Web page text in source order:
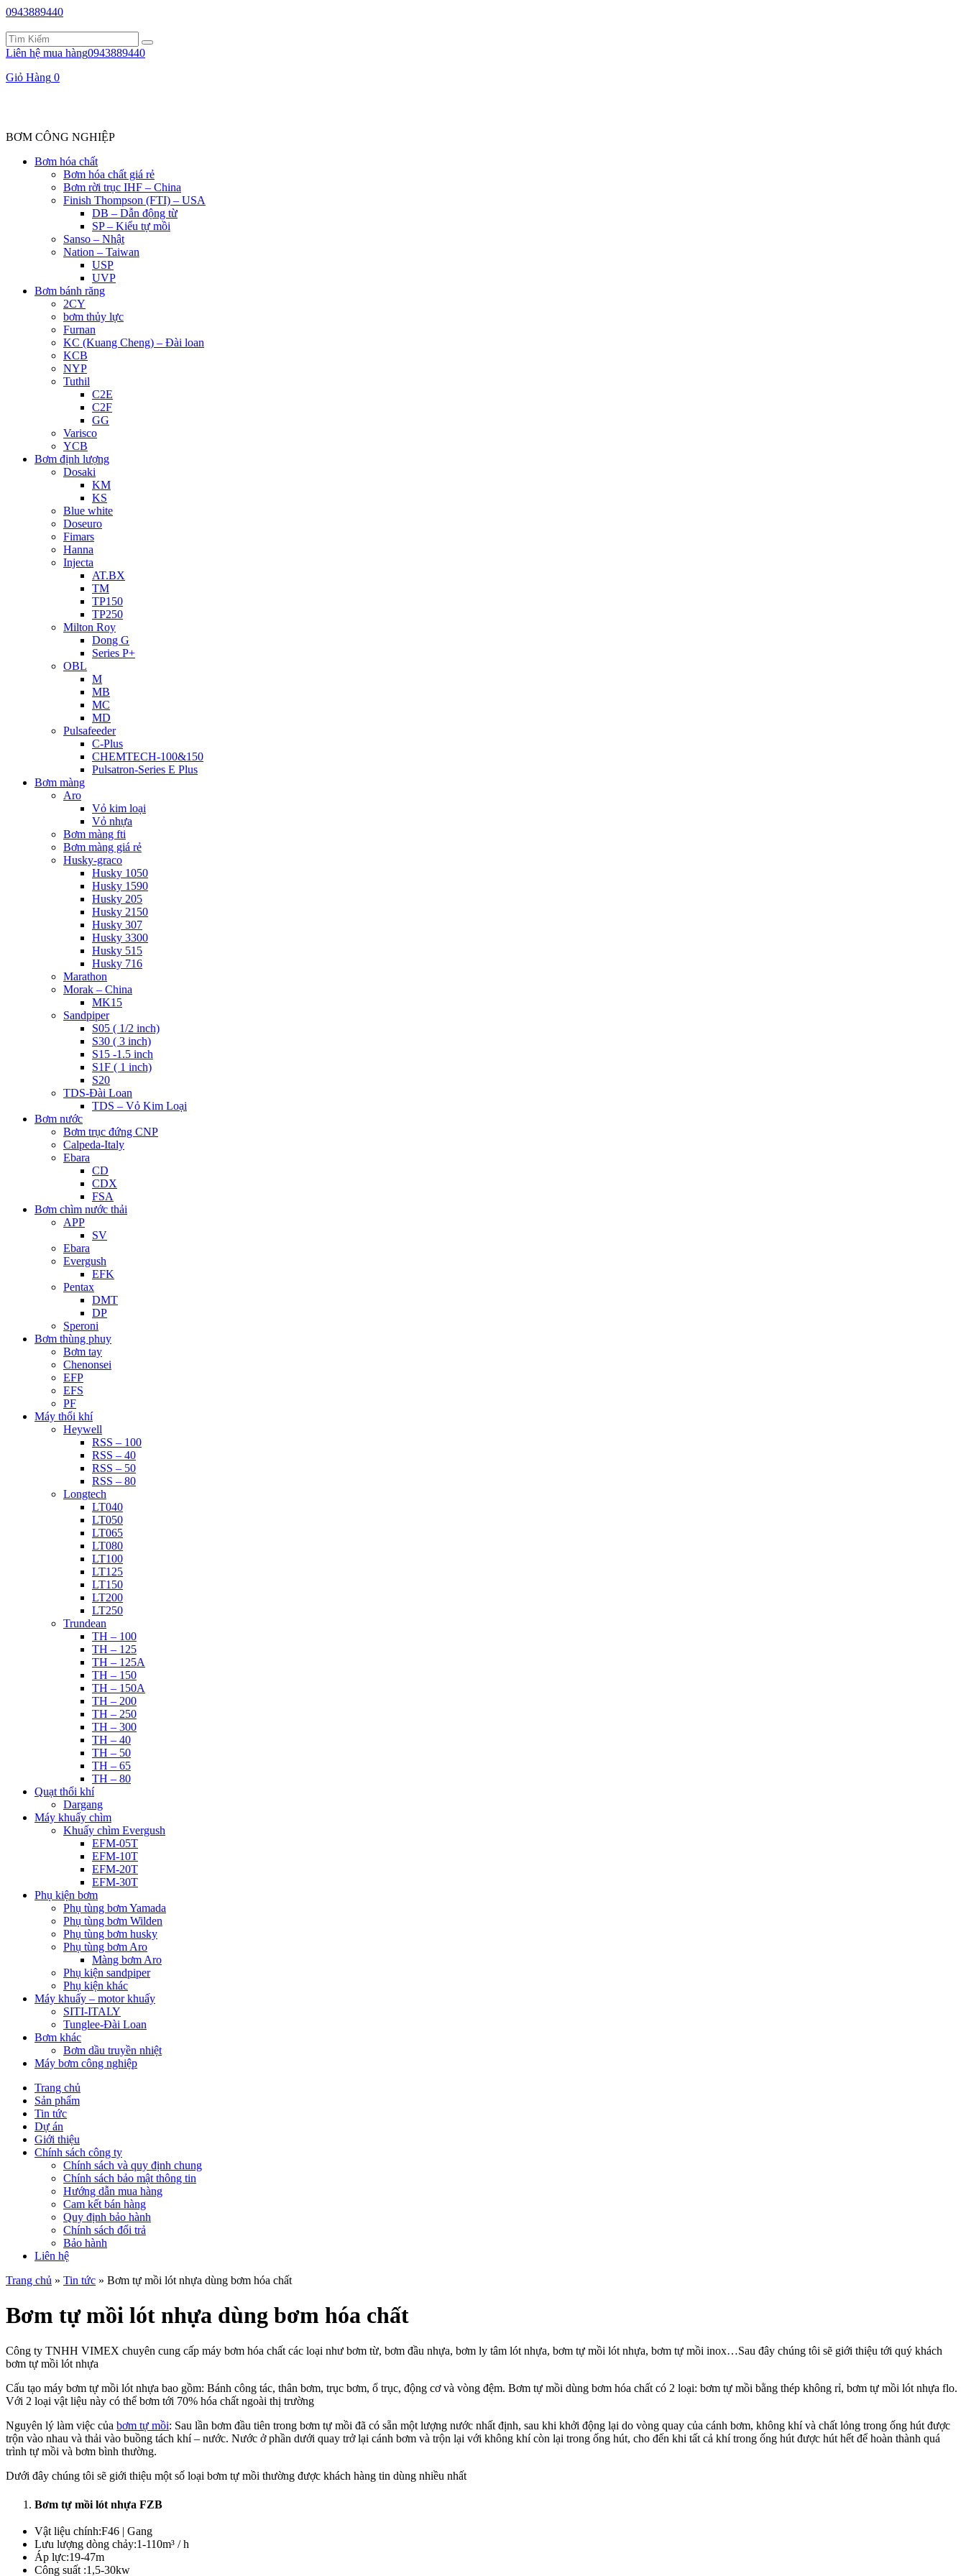
0943889440
Liên hệ mua hàng0943889440
Giỏ Hàng 0
BƠM CÔNG NGHIỆP
Bơm hóa chất
Bơm hóa chất giá rẻ
Bơm rời trục IHF – China
Finish Thompson (FTI) – USA
DB – Dẫn động từ
SP – Kiểu tự mồi
Sanso – Nhật
Nation – Taiwan
USP
UVP
Bơm bánh răng
2CY
bơm thủy lực
Furnan
KC (Kuang Cheng) – Đài loan
KCB
NYP
Tuthil
C2E
C2F
GG
Varisco
YCB
Bơm định lượng
Dosaki
KM
KS
Blue white
Doseuro
Fimars
Hanna
Injecta
AT.BX
TM
TP150
TP250
Milton Roy
Dong G
Series P+
OBL
M
MB
MC
MD
Pulsafeeder
C-Plus
CHEMTECH-100&150
Pulsatron-Series E Plus
Bơm màng
Aro
Vỏ kim loại
Vỏ nhựa
Bơm màng fti
Bơm màng giá rẻ
Husky-graco
Husky 1050
Husky 1590
Husky 205
Husky 2150
Husky 307
Husky 3300
Husky 515
Husky 716
Marathon
Morak – China
MK15
Sandpiper
S05 ( 1/2 inch)
S30 ( 3 inch)
S15 -1.5 inch
S1F ( 1 inch)
S20
TDS-Đài Loan
TDS – Vỏ Kim Loại
Bơm nước
Bơm trục đứng CNP
Calpeda-Italy
Ebara
CD
CDX
FSA
Bơm chìm nước thải
APP
SV
Ebara
Evergush
EFK
Pentax
DMT
DP
Speroni
Bơm thùng phuy
Bơm tay
Chenonsei
EFP
EFS
PF
Máy thổi khí
Heywell
RSS – 100
RSS – 40
RSS – 50
RSS – 80
Longtech
LT040
LT050
LT065
LT080
LT100
LT125
LT150
LT200
LT250
Trundean
TH – 100
TH – 125
TH – 125A
TH – 150
TH – 150A
TH – 200
TH – 250
TH – 300
TH – 40
TH – 50
TH – 65
TH – 80
Quạt thổi khí
Dargang
Máy khuấy chìm
Khuấy chìm Evergush
EFM-05T
EFM-10T
EFM-20T
EFM-30T
Phụ kiện bơm
Phụ tùng bơm Yamada
Phụ tùng bơm Wilden
Phụ tùng bơm husky
Phụ tùng bơm Aro
Màng bơm Aro
Phụ kiện sandpiper
Phụ kiện khác
Máy khuấy – motor khuấy
SITI-ITALY
Tunglee-Đài Loan
Bơm khác
Bơm dầu truyền nhiệt
Máy bơm công nghiệp
Trang chủ
Sản phẩm
Tin tức
Dự án
Giới thiệu
Chính sách công ty
Chính sách và quy định chung
Chính sách bảo mật thông tin
Hướng dẫn mua hàng
Cam kết bán hàng
Quy định bảo hành
Chính sách đổi trả
Bảo hành
Liên hệ
Trang chủ » Tin tức » Bơm tự mồi lót nhựa dùng bơm hóa chất
Bơm tự mồi lót nhựa dùng bơm hóa chất
Công ty TNHH VIMEX chuyên cung cấp máy bơm hóa chất các loại như bơm từ, bơm đầu nhựa, bơm ly tâm lót nhựa, bơm tự mồi lót nhựa, bơm tự mồi inox…Sau đây chúng tôi sẽ giới thiệu tới quý khách
bơm tự mồi lót nhựa
Cấu tạo máy bơm tự mồi lót nhựa bao gồm: Bánh công tác, thân bơm, trục bơm, ổ trục, động cơ và vòng đệm. Bơm tự mồi dùng bơm hóa chất có 2 loại: bơm tự mồi bằng thép không rỉ, bơm tự mồi lót nhựa flo.
Với 2 loại vật liệu này có thể bơm tới 70% hóa chất ngoài thị trường
Nguyên lý làm việc của bơm tự mồi: Sau lần bơm đầu tiên trong bơm tự mồi đã có sẵn một lượng nước nhất định, sau khi khởi động lại do vòng quay của cánh bơm, không khí và chất lỏng trong ống hút được
trộn vào nhau và thải vào buồng tách khí – nước. Nước ở phần dưới quay trở lại cánh bơm và trộn lại với không khí còn lại trong ống hút, cho đến khi tất cả khí trong ống hút được hút hết để hoàn thành quá
trình tự mồi và bơm bình thường.
Dưới đây chúng tôi sẽ giới thiệu một số loại bơm tự mồi thường được khách hàng tin dùng nhiều nhất
Bơm tự mồi lót nhựa FZB
Vật liệu chính:F46 | Gang
Lưu lượng dòng chảy:1-110m³ / h
Áp lực:19-47m
Công suất :1,5-30kw